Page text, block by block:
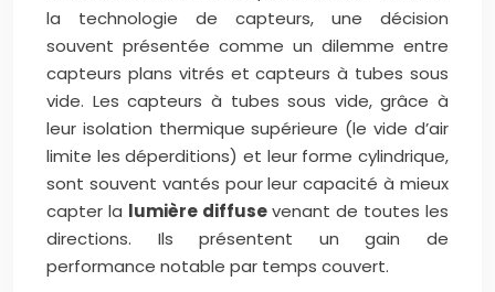
la technologie de capteurs, une décision
souvent présentée comme un dilemme entre
capteurs plans vitrés et capteurs à tubes sous
vide. Les capteurs à tubes sous vide, grâce à
leur isolation thermique supérieure (le vide d’air
limite les déperditions) et leur forme cylindrique,
sont souvent vantés pour leur capacité à mieux
capter la lumière diffusevenant de toutes les
directions. Ils présentent un gain de
performance notable par temps couvert.